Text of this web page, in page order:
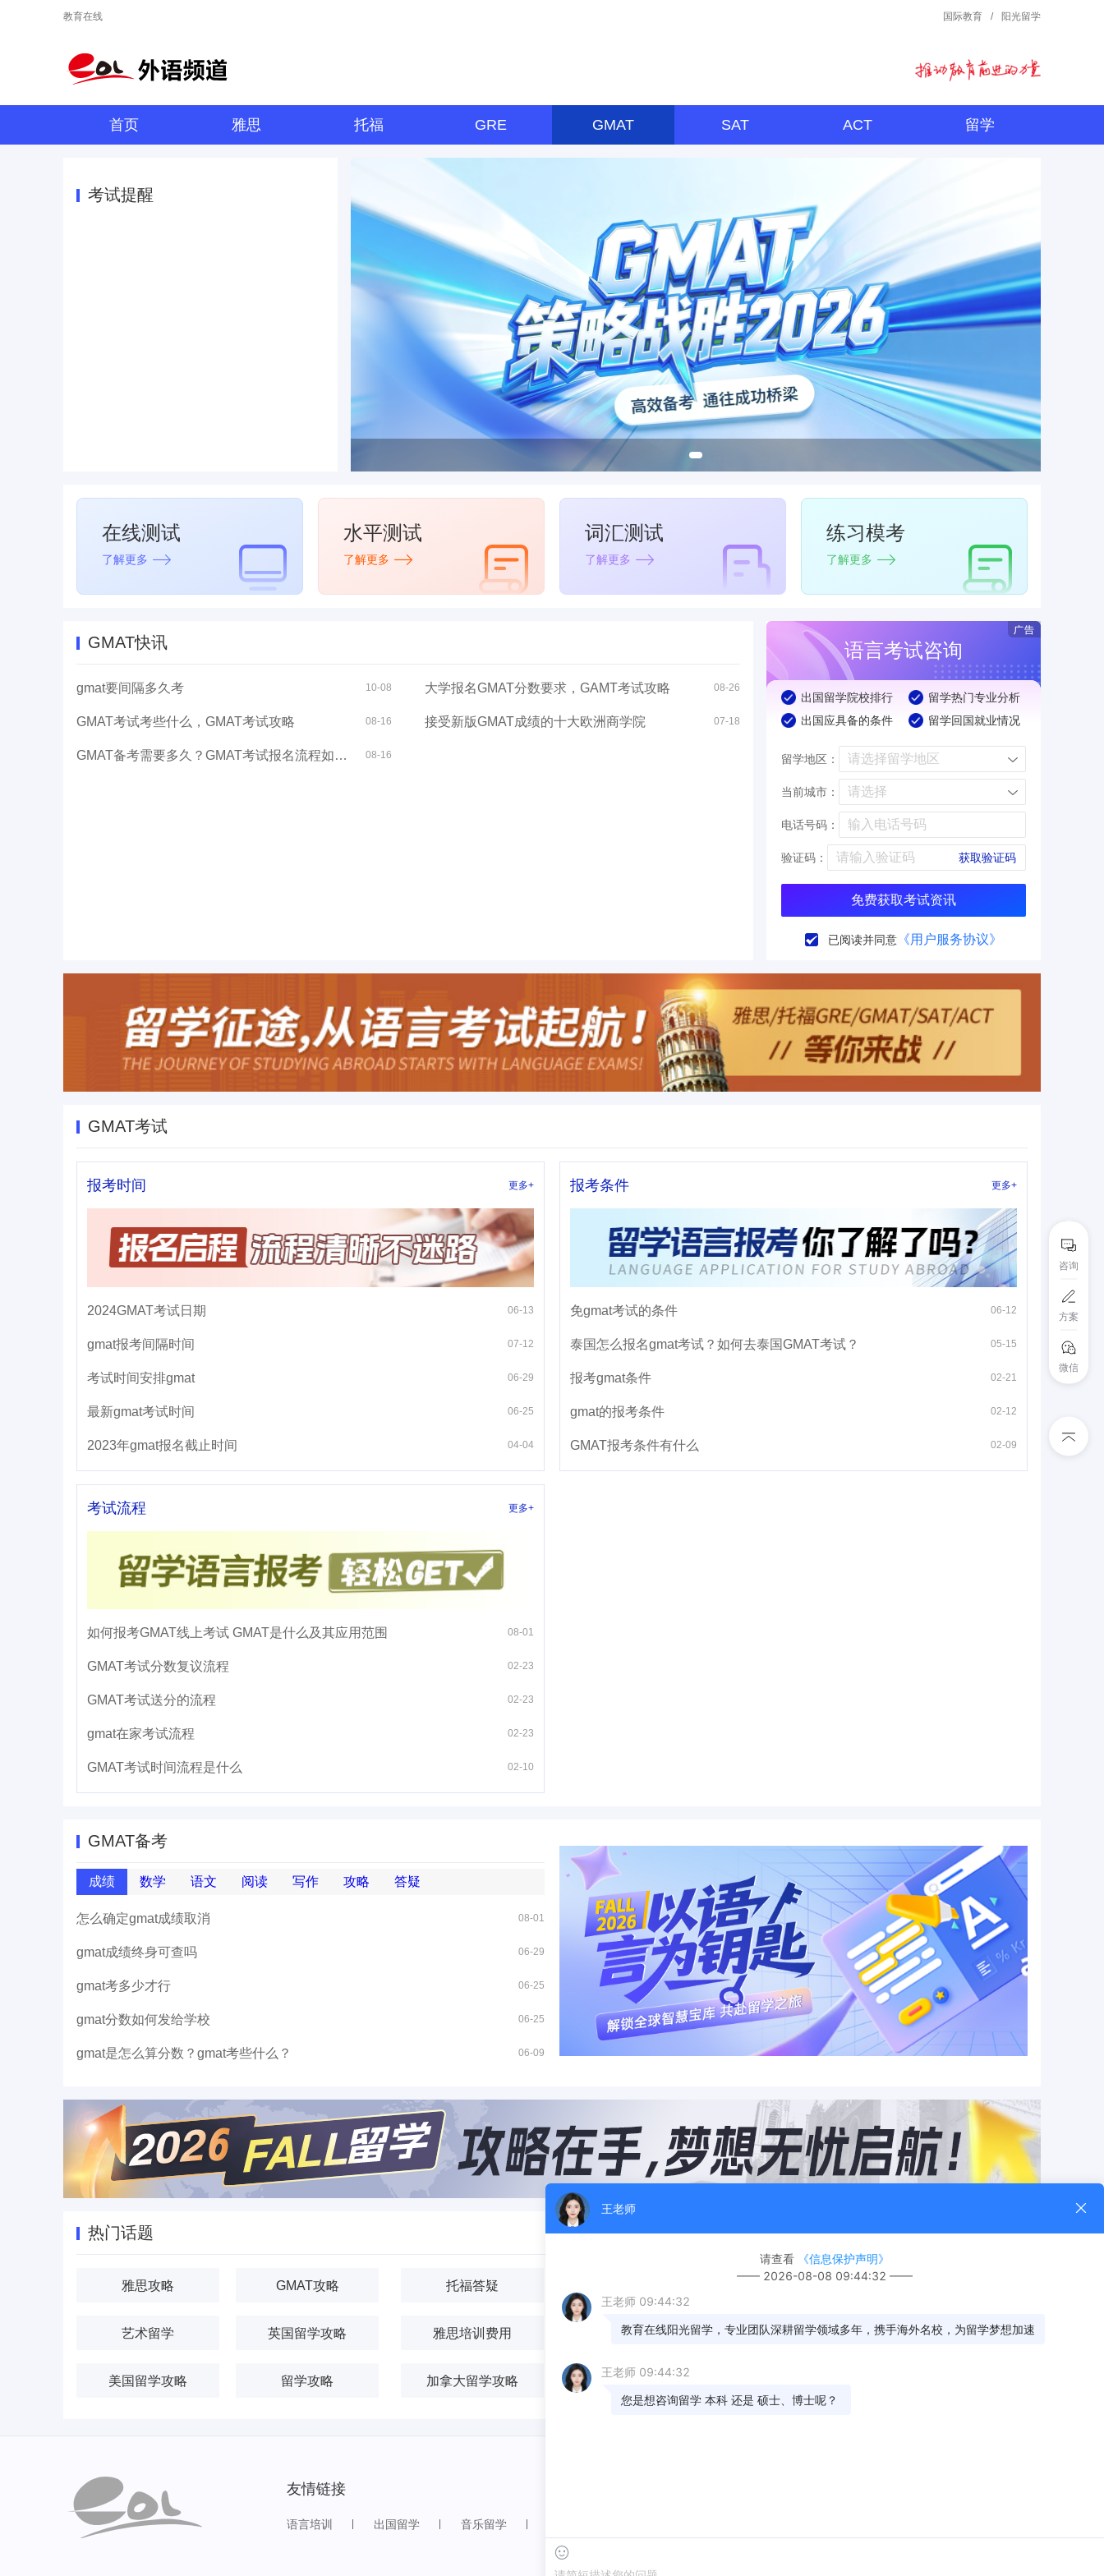
教育在线 国际教育 / 阳光留学
首页 雅思 托福 GRE GMAT SAT ACT 留学
考试提醒
在线测试
了解更多
水平测试
了解更多
词汇测试
了解更多
练习模考
了解更多
GMAT快讯
gmat要间隔多久考 10-08 大学报名GMAT分数要求，GAMT考试攻略 08-26
GMAT考试考些什么，GMAT考试攻略 08-16 接受新版GMAT成绩的十大欧洲商学院 07-18
GMAT备考需要多久？GMAT考试报名流程如何？ 08-16
语言考试咨询
出国留学院校排行
留学热门专业分析
出国应具备的条件
留学回国就业情况
留学地区：
当前城市：
电话号码：
验证码： 获取验证码
免费获取考试资讯
已阅读并同意 《用户服务协议》
GMAT考试
报考时间 更多+
2024GMAT考试日期 06-13
gmat报考间隔时间 07-12
考试时间安排gmat 06-29
最新gmat考试时间 06-25
2023年gmat报名截止时间 04-04
报考条件 更多+
免gmat考试的条件 06-12
泰国怎么报名gmat考试？如何去泰国GMAT考试？ 05-15
报考gmat条件 02-21
gmat的报考条件 02-12
GMAT报考条件有什么 02-09
考试流程 更多+
如何报考GMAT线上考试 GMAT是什么及其应用范围 08-01
GMAT考试分数复议流程 02-23
GMAT考试送分的流程 02-23
gmat在家考试流程 02-23
GMAT考试时间流程是什么 02-10
GMAT备考
成绩 数学 语文 阅读 写作 攻略 答疑
怎么确定gmat成绩取消 08-01
gmat成绩终身可查吗 06-29
gmat考多少才行 06-25
gmat分数如何发给学校 06-25
gmat是怎么算分数？gmat考些什么？ 06-09
热门话题
雅思攻略 GMAT攻略 托福答疑
艺术留学 英国留学攻略 雅思培训费用 背景提升 美国留学答疑 澳洲留学攻略
美国留学攻略 留学攻略 加拿大留学攻略 澳洲留学答疑
友情链接
语言培训 出国留学 音乐留学
咨询
方案
微信